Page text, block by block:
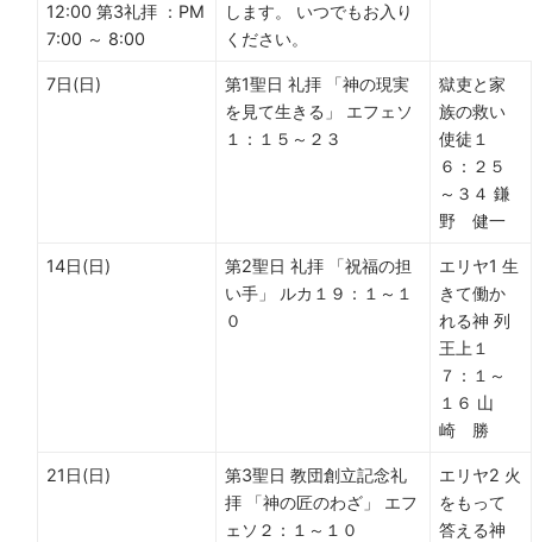
12:00 第3礼拝 ：PM
7:00 ～ 8:00
します。 いつでもお入り
ください。
7日(日)
第1聖日 礼拝 「神の現実
を見て生きる」 エフェソ
１：１５～２３
獄吏と家
族の救い
使徒１
６：２５
～３４ 鎌
野 健一
14日(日)
第2聖日 礼拝 「祝福の担
い手」 ルカ１９：１～１
０
エリヤ1 生
きて働か
れる神 列
王上１
７：１～
１６ 山
崎 勝
21日(日)
第3聖日 教団創立記念礼
拝 「神の匠のわざ」 エフ
ェソ２：１～１０
エリヤ2 火
をもって
答える神